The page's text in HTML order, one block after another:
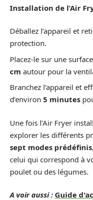
Installation de l’Air
Déballez l’appareil et
protection.
Placez-le sur une
cm autour pour la
Branchez l’appareil et
d’environ 5 minutes
Une fois l’Air Fryer
explorer les différents
sept modes prédéfinis
celui qui correspond à
poulet ou des légumes.
A voir aussi : Guide